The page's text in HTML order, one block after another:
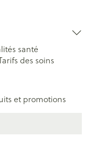
santé
des soins
et promotions